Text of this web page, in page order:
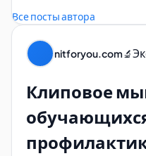
Все посты автора
nitforyou.com🔬
Клиповое